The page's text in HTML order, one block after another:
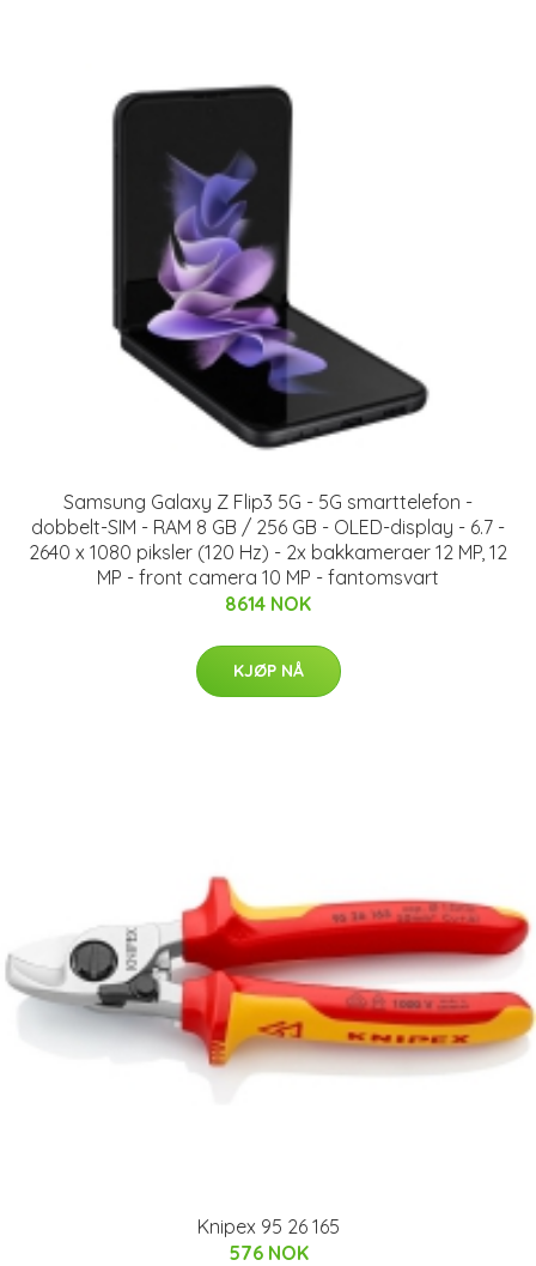
Samsung Galaxy Z Flip3 5G - 5G smarttelefon -
dobbelt-SIM - RAM 8 GB / 256 GB - OLED-display - 6.7 -
2640 x 1080 piksler (120 Hz) - 2x bakkameraer 12 MP, 12
MP - front camera 10 MP - fantomsvart
8614 NOK
KJØP NÅ
Knipex 95 26 165
576 NOK